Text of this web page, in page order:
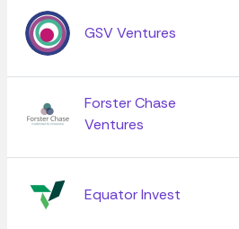
GSV Ventures
Forster Chase
Ventures
Equator Invest